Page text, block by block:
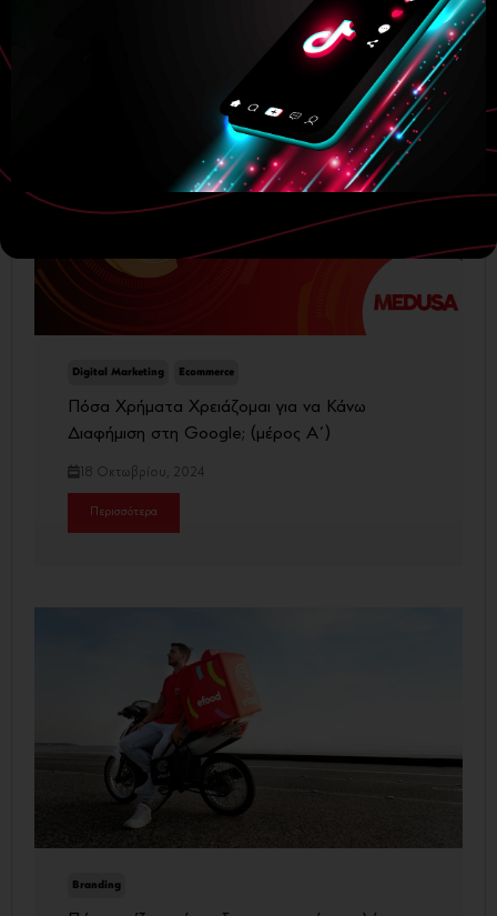
Digital Marketing Ecommerce
Πόσα Χρήματα Χρειάζομαι για να Κάνω
Διαφήμιση στη Google; (μέρος Α΄)
18 Οκτωβρίου, 2024
Περισσότερα
Branding